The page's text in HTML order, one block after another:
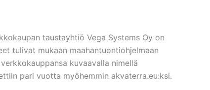
taustayhtiö Vega Systems Oy on
tulivat mukaan maahantuontiohjelmaan
kuvaavalla nimellä
pari vuotta myöhemmin akvaterra.eu:ksi.